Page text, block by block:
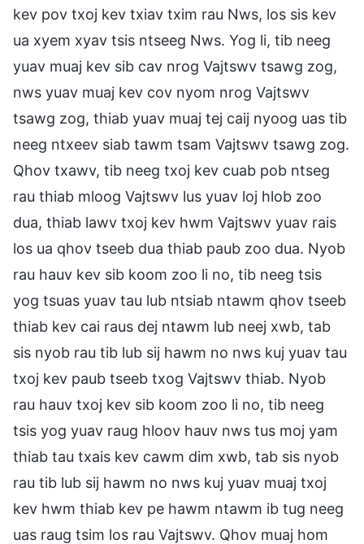
kev pov txoj kev txiav txim rau Nws, los sis kev
ua xyem xyav tsis ntseeg Nws. Yog li, tib neeg
yuav muaj kev sib cav nrog Vajtswv tsawg zog,
nws yuav muaj kev cov nyom nrog Vajtswv
tsawg zog, thiab yuav muaj tej caij nyoog uas tib
neeg ntxeev siab tawm tsam Vajtswv tsawg zog.
Qhov txawv, tib neeg txoj kev cuab pob ntseg
rau thiab mloog Vajtswv lus yuav loj hlob zoo
dua, thiab lawv txoj kev hwm Vajtswv yuav rais
los ua qhov tseeb dua thiab paub zoo dua. Nyob
rau hauv kev sib koom zoo li no, tib neeg tsis
yog tsuas yuav tau lub ntsiab ntawm qhov tseeb
thiab kev cai raus dej ntawm lub neej xwb, tab
sis nyob rau tib lub sij hawm no nws kuj yuav tau
txoj kev paub tseeb txog Vajtswv thiab. Nyob
rau hauv txoj kev sib koom zoo li no, tib neeg
tsis yog yuav raug hloov hauv nws tus moj yam
thiab tau txais kev cawm dim xwb, tab sis nyob
rau tib lub sij hawm no nws kuj yuav muaj txoj
kev hwm thiab kev pe hawm ntawm ib tug neeg
uas raug tsim los rau Vajtswv. Qhov muaj hom